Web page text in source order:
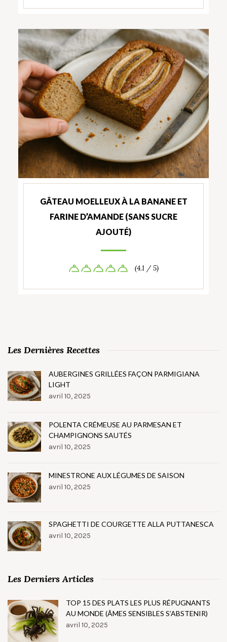
GÂTEAU MOELLEUX À LA BANANE ET
FARINE D’AMANDE (SANS SUCRE
AJOUTÉ)
(4.1 / 5)
Les Dernières Recettes
AUBERGINES GRILLÉES FAÇON PARMIGIANA
LIGHT
avril 10, 2025
POLENTA CRÉMEUSE AU PARMESAN ET
CHAMPIGNONS SAUTÉS
avril 10, 2025
MINESTRONE AUX LÉGUMES DE SAISON
avril 10, 2025
SPAGHETTI DE COURGETTE ALLA PUTTANESCA
avril 10, 2025
Les Derniers Articles
TOP 15 DES PLATS LES PLUS RÉPUGNANTS
AU MONDE (ÂMES SENSIBLES S’ABSTENIR)
avril 10, 2025